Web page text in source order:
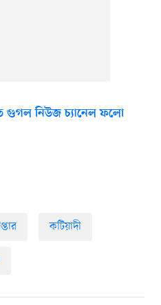
গুগল নিউজ চ্যানেল ফলো
কটিয়াদী